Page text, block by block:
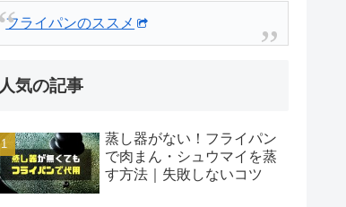
フライパンのススメ
人気の記事
蒸し器がない！フライパン
で肉まん・シュウマイを蒸
す方法｜失敗しないコツ